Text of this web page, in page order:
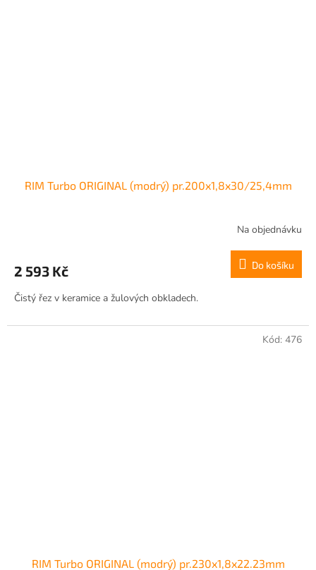
RIM Turbo ORIGINAL (modrý) pr.200x1,8x30/25,4mm
Na objednávku
2 593 Kč Do košíku
Čistý řez v keramice a žulových obkladech.
RIM Turbo ORIGINAL (modrý) pr.230x1,8x22.23mm
Kód: 476